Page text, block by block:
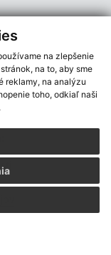
na zlepšenie
na to, aby sme
reklamy, na analýzu
toho, odkiaľ naši